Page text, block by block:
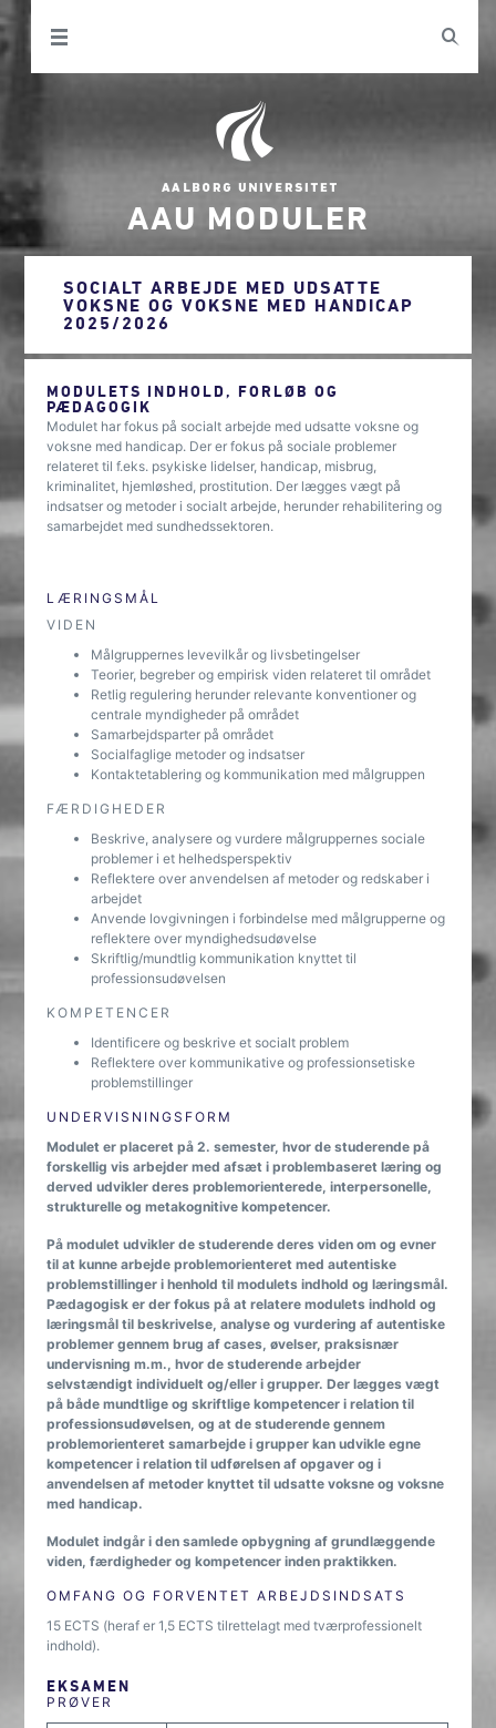
AAU MODULER
SOCIALT ARBEJDE MED UDSATTE
VOKSNE OG VOKSNE MED HANDICAP
2025/2026
MODULETS INDHOLD, FORLØB OG
PÆDAGOGIK
Modulet har fokus på socialt arbejde med udsatte voksne og
voksne med handicap. Der er fokus på sociale problemer
relateret til f.eks. psykiske lidelser, handicap, misbrug,
kriminalitet, hjemløshed, prostitution. Der lægges vægt på
indsatser og metoder i socialt arbejde, herunder rehabilitering og
samarbejdet med sundhedssektoren.
LÆRINGSMÅL
VIDEN
Målgruppernes levevilkår og livsbetingelser
Teorier, begreber og empirisk viden relateret til området
Retlig regulering herunder relevante konventioner og
centrale myndigheder på området
Samarbejdsparter på området
Socialfaglige metoder og indsatser
Kontaktetablering og kommunikation med målgruppen
FÆRDIGHEDER
Beskrive, analysere og vurdere målgruppernes sociale
problemer i et helhedsperspektiv
Reflektere over anvendelsen af metoder og redskaber i
arbejdet
Anvende lovgivningen i forbindelse med målgrupperne og
reflektere over myndighedsudøvelse
Skriftlig/mundtlig kommunikation knyttet til
professionsudøvelsen
KOMPETENCER
Identificere og beskrive et socialt problem
Reflektere over kommunikative og professionsetiske
problemstillinger
UNDERVISNINGSFORM
Modulet er placeret på 2. semester, hvor de studerende på
forskellig vis arbejder med afsæt i problembaseret læring og
derved udvikler deres problemorienterede, interpersonelle,
strukturelle og metakognitive kompetencer.
På modulet udvikler de studerende deres viden om og evner
til at kunne arbejde problemorienteret med autentiske
problemstillinger i henhold til modulets indhold og læringsmål.
Pædagogisk er der fokus på at relatere modulets indhold og
læringsmål til beskrivelse, analyse og vurdering af autentiske
problemer gennem brug af cases, øvelser, praksisnær
undervisning m.m., hvor de studerende arbejder
selvstændigt individuelt og/eller i grupper. Der lægges vægt
på både mundtlige og skriftlige kompetencer i relation til
professionsudøvelsen, og at de studerende gennem
problemorienteret samarbejde i grupper kan udvikle egne
kompetencer i relation til udførelsen af opgaver og i
anvendelsen af metoder knyttet til udsatte voksne og voksne
med handicap.
Modulet indgår i den samlede opbygning af grundlæggende
viden, færdigheder og kompetencer inden praktikken.
OMFANG OG FORVENTET ARBEJDSINDSATS
15 ECTS (heraf er 1,5 ECTS tilrettelagt med tværprofessionelt
indhold).
EKSAMEN
PRØVER